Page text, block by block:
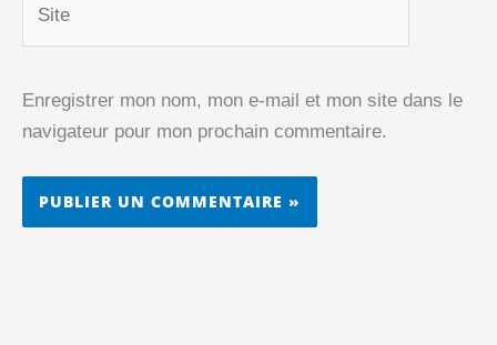
Enregistrer mon nom, mon e-mail et mon site dans le
navigateur pour mon prochain commentaire.